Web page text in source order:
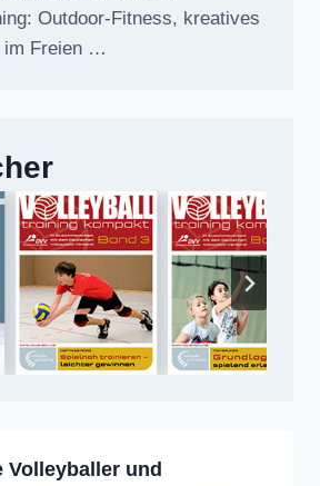
Outdoor-Fitness, kreatives
im Freien …
Volleyballer und